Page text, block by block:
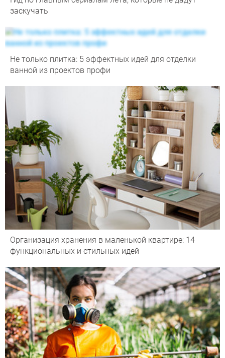
заскучать
Не только плитка: 5 эффектных идей для отделки
ванной из проектов профи
Организация хранения в маленькой квартире: 14
функциональных и стильных идей